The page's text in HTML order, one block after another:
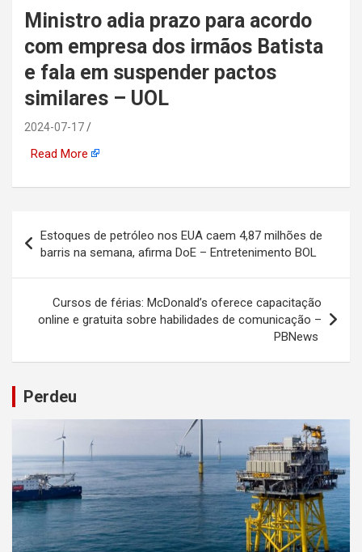
automotiva, mineração,
indústria naval, etc
Ministro adia prazo para acordo
com empresa dos irmãos Batista
e fala em suspender pactos
similares – UOL
2024-07-17
Read More
de
Post
Estoques de petróleo nos EUA caem 4,87 milhões de
barris na semana, afirma DoE – Entretenimento BOL
Cursos de férias: McDonald’s oferece capacitação
online e gratuita sobre habilidades de comunicação –
PBNews
Perdeu